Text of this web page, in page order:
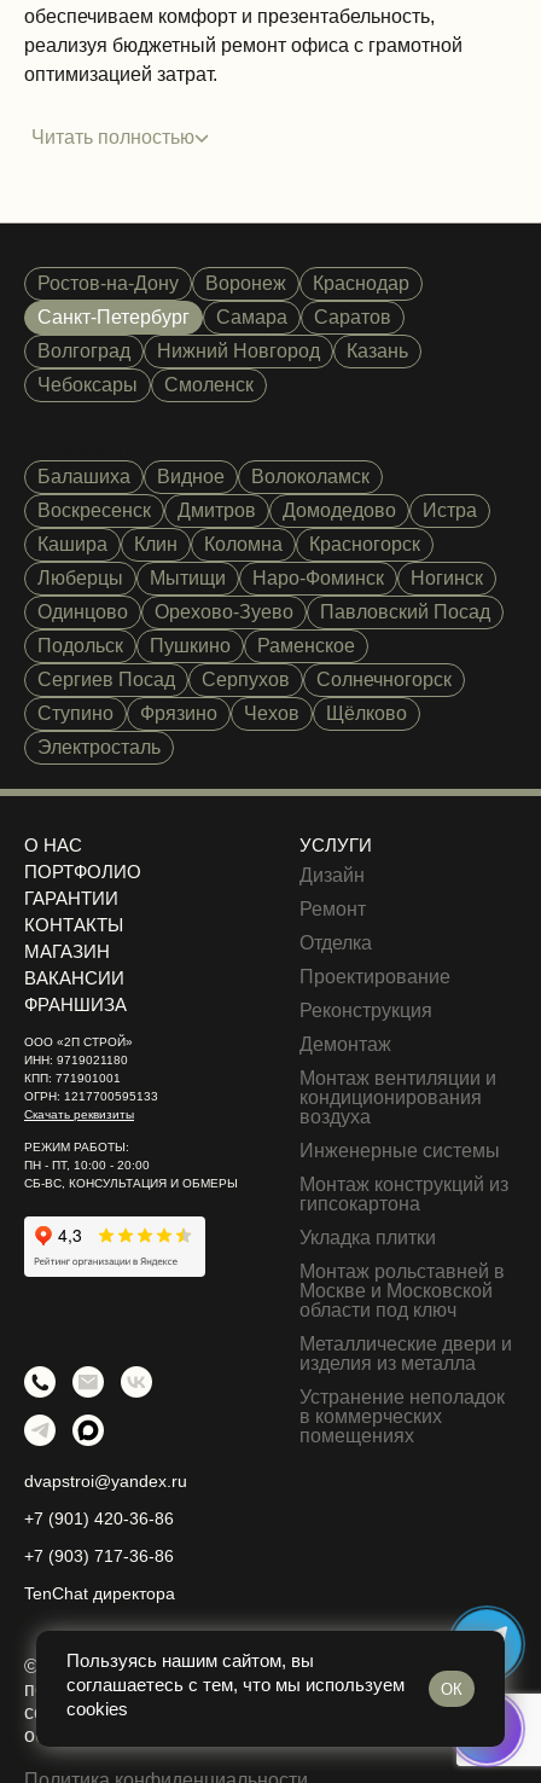
обеспечиваем комфорт и презентабельность,
реализуя бюджетный ремонт офиса с грамотной
оптимизацией затрат.
Читать полностью
Ростов-на-Дону
Воронеж
Краснодар
Санкт-Петербург
Самара
Саратов
Волгоград
Нижний Новгород
Казань
Чебоксары
Смоленск
Балашиха
Видное
Волоколамск
Воскресенск
Дмитров Домодедово
Истра
Кашира
Клин Коломна
Красногорск
Люберцы
Мытищи Наро-Фоминск
Ногинск
Одинцово
Орехово-Зуево
Павловский Посад
Подольск
Пушкино
Раменское
Сергиев Посад
Серпухов
Солнечногорск
Ступино
Фрязино Чехов
Щёлково
Электросталь
О НАС
ПОРТФОЛИО
ГАРАНТИИ
КОНТАКТЫ
МАГАЗИН
ВАКАНСИИ
ФРАНШИЗА
ООО «2П СТРОЙ»
ИНН: 9719021180
КПП: 771901001
ОГРН: 1217700595133
Скачать реквизиты
РЕЖИМ РАБОТЫ:
ПН - ПТ, 10:00 - 20:00
СБ-ВС, КОНСУЛЬТАЦИЯ И ОБМЕРЫ
УСЛУГИ
Дизайн
Ремонт
Отделка
Проектирование
Реконструкция
Демонтаж
Монтаж вентиляции и
кондиционирования
воздуха
Инженерные системы
Монтаж конструкций из
гипсокартона
Укладка плитки
Монтаж рольставней в
Москве и Московской
области под ключ
Металлические двери и
изделия из металла
Устранение неполадок
в коммерческих
помещениях
dvapstroi@yandex.ru
+7 (901) 420-36-86
+7 (903) 717-36-86
TenChat директора
© 2010-2026 г. Все права защищены. 2П Строй.При
полном или частичном использовании материалов
ссылка на официальный сайт dvapstroi.ru
обязательна.
Пользуясь нашим сайтом, вы
соглашаетесь с тем, что мы используем
cookies
ОК